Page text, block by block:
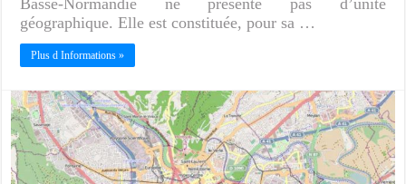
géographique. Elle est constituée, pour sa …
Plus d Informations »